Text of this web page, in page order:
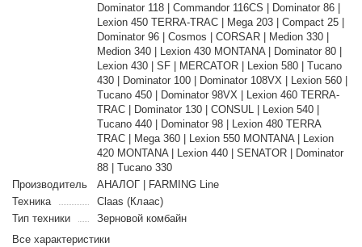
Dominator 118 | Commandor 116CS | Dominator 86 |
Lexion 450 TERRA-TRAC | Mega 203 | Compact 25 |
Dominator 96 | Cosmos | CORSAR | Medion 330 |
Medion 340 | Lexion 430 MONTANA | Dominator 80 |
Lexion 430 | SF | MERCATOR | Lexion 580 | Tucano
430 | Dominator 100 | Dominator 108VX | Lexion 560 |
Tucano 450 | Dominator 98VX | Lexion 460 TERRA-
TRAC | Dominator 130 | CONSUL | Lexion 540 |
Tucano 440 | Dominator 98 | Lexion 480 TERRA
TRAC | Mega 360 | Lexion 550 MONTANA | Lexion
420 MONTANA | Lexion 440 | SENATOR | Dominator
88 | Tucano 330
Производитель
АНАЛОГ | FARMING Line
Техника
Claas (Клаас)
Тип техники
Зерновой комбайн
Все характеристики